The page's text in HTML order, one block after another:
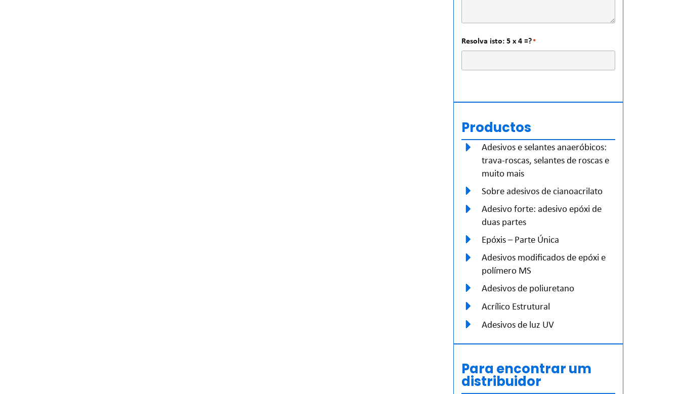
Resolva isto: 5 x 4 =?*
Productos
Adesivos e selantes anaeróbicos:
trava-roscas, selantes de roscas e
muito mais
Sobre adesivos de cianoacrilato
Adesivo forte: adesivo epóxi de
duas partes
Epóxis – Parte Única
Adesivos modificados de epóxi e
polímero MS
Adesivos de poliuretano
Acrílico Estrutural
Adesivos de luz UV
Para encontrar um
distribuidor